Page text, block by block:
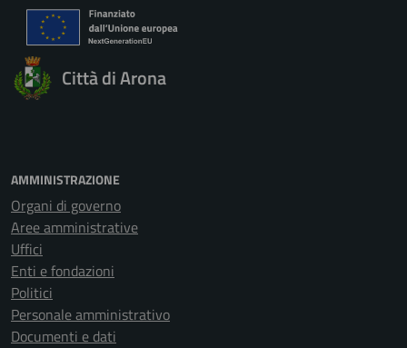
Città di Arona
AMMINISTRAZIONE
Organi di governo
Aree amministrative
Uffici
Enti e fondazioni
Politici
Personale amministrativo
Documenti e dati